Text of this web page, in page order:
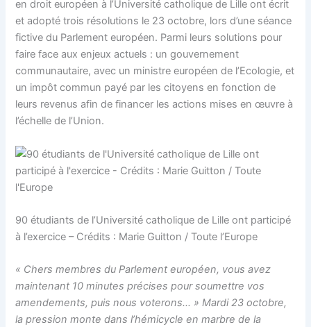
en droit européen à l’Université catholique de Lille ont écrit
et adopté trois résolutions le 23 octobre, lors d’une séance
fictive du Parlement européen. Parmi leurs solutions pour
faire face aux enjeux actuels : un gouvernement
communautaire, avec un ministre européen de l’Ecologie, et
un impôt commun payé par les citoyens en fonction de
leurs revenus afin de financer les actions mises en œuvre à
l’échelle de l’Union.
90 étudiants de l’Université catholique de Lille ont participé
à l’exercice – Crédits : Marie Guitton / Toute l’Europe
« Chers membres du Parlement européen, vous avez
maintenant 10 minutes précises pour soumettre vos
amendements, puis nous voterons… » Mardi 23 octobre,
la pression monte dans l’hémicycle en marbre de la